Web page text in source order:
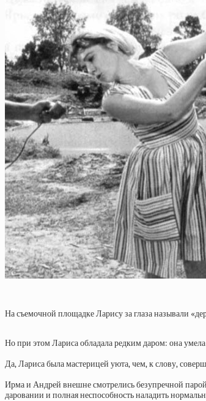
На съемочной площадке Ларису за глаза называли
Но при этом Лариса обладала редким даром: она
Да, Лариса была мастерицей уюта, чем, к слову,
Ирма и Андрей внешне смотрелись безупречной
даровании и полная неспособность наладить